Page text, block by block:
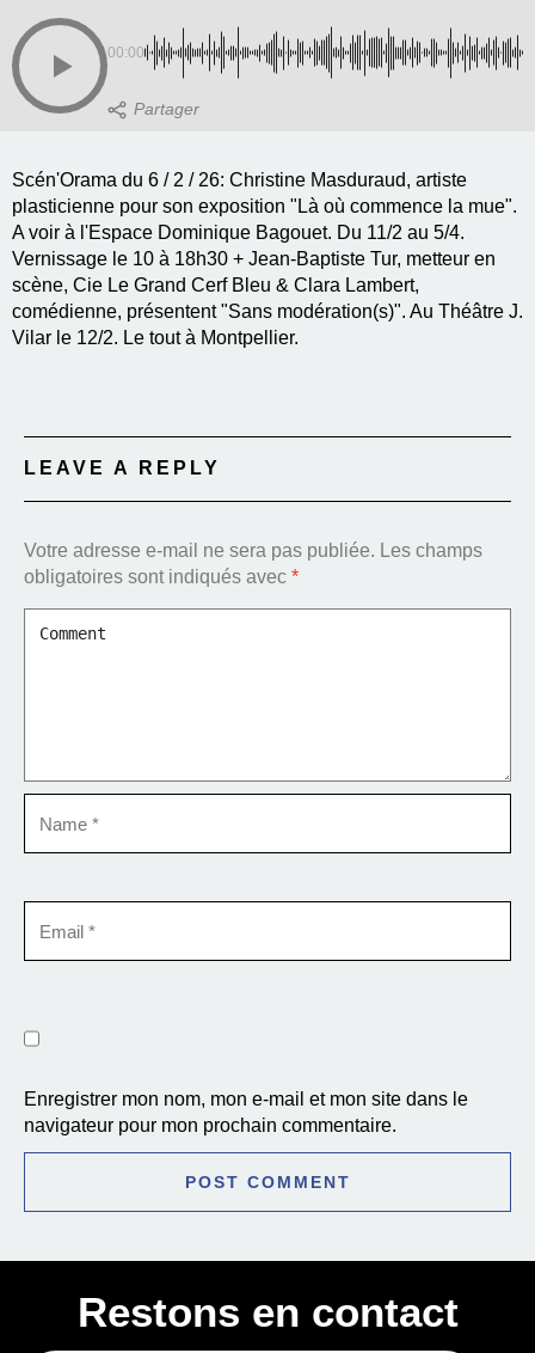
00:00
Scén'Orama du 6 / 2 / 26: Christine Masduraud, artiste
plasticienne pour son exposition "Là où commence la mue".
A voir à l'Espace Dominique Bagouet. Du 11/2 au 5/4.
Vernissage le 10 à 18h30 + Jean-Baptiste Tur, metteur en
scène, Cie Le Grand Cerf Bleu & Clara Lambert,
comédienne, présentent "Sans modération(s)". Au Théâtre J.
Vilar le 12/2. Le tout à Montpellier.
LEAVE A REPLY
Votre adresse e-mail ne sera pas publiée. Les champs
obligatoires sont indiqués avec *
Enregistrer mon nom, mon e-mail et mon site dans le
navigateur pour mon prochain commentaire.
Restons en contact